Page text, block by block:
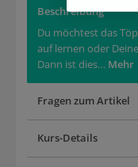
Beschreibung
Du möchtest das
auf lernen oder
Dann ist dies… Mehr
Fragen zum Artikel
Kurs-Details